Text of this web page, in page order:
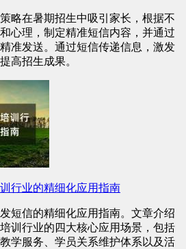
略在暑期招生中吸引家长，根据不
心理，制定精准短信内容，并通过
准发送。通过短信传递信息，激发
高招生成果。
行业的精细化应用指南
短信的精细化应用指南。文章介绍
训行业的四大核心应用场景，包括
学服务、学员关系维护体系以及活